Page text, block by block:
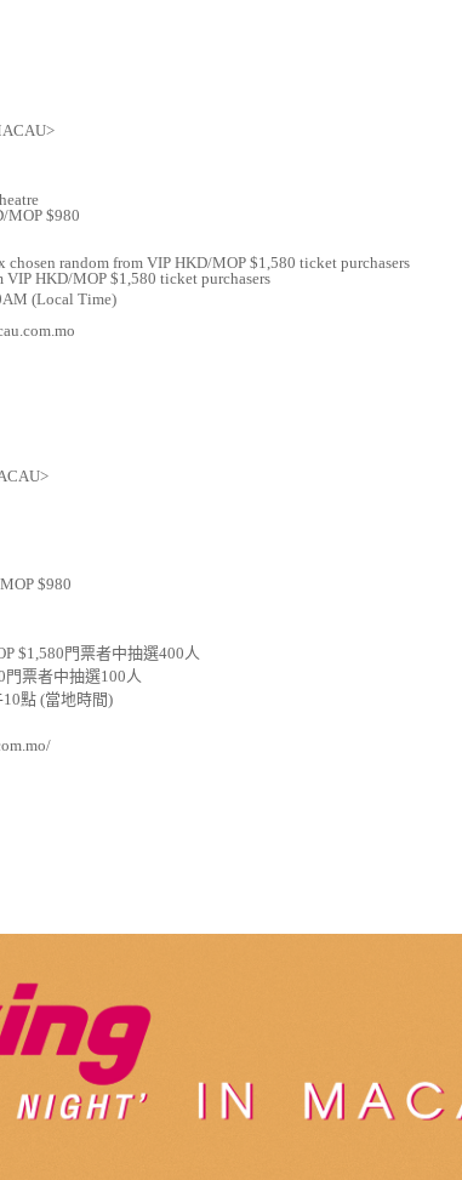
>
MOP $980
random from VIP HKD/MOP $1,580 ticket purchasers
VIP HKD/MOP $1,580 ticket purchasers
(Local Time)
>
$980
$1,580 門票者中抽選400 人
門票者中抽選100 人
10點 (當地時間)